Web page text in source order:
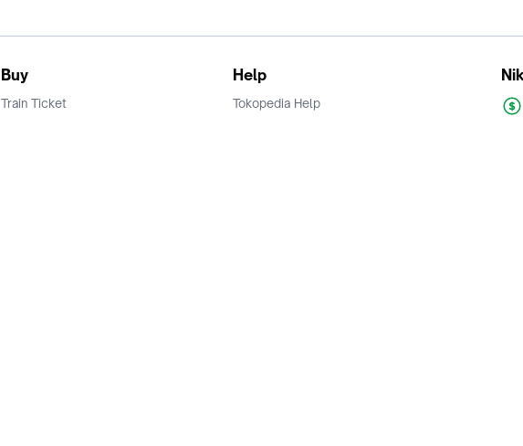
Buy
Train Ticket
Help
Tokopedia Help